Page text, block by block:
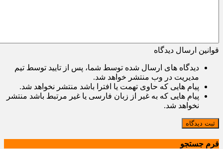
قوانین ارسال دیدگاه
دیدگاه های ارسال شده توسط شما، پس از تایید توسط تیم
مدیریت در وب منتشر خواهد شد.
پیام هایی که حاوی تهمت یا افترا باشد منتشر نخواهد شد.
پیام هایی که به غیر از زبان فارسی یا غیر مرتبط باشد منتشر
نخواهد شد.
ثبت دیدگاه
فرم جستجو